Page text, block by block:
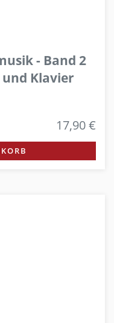
- Band 2
Klavier
17,90 €